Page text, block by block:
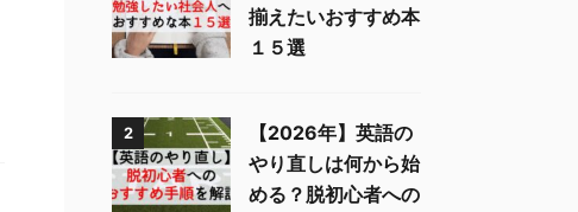
揃えたいおすすめ本
１５選
2
【2026年】英語の
やり直しは何から始
める？脱初心者への